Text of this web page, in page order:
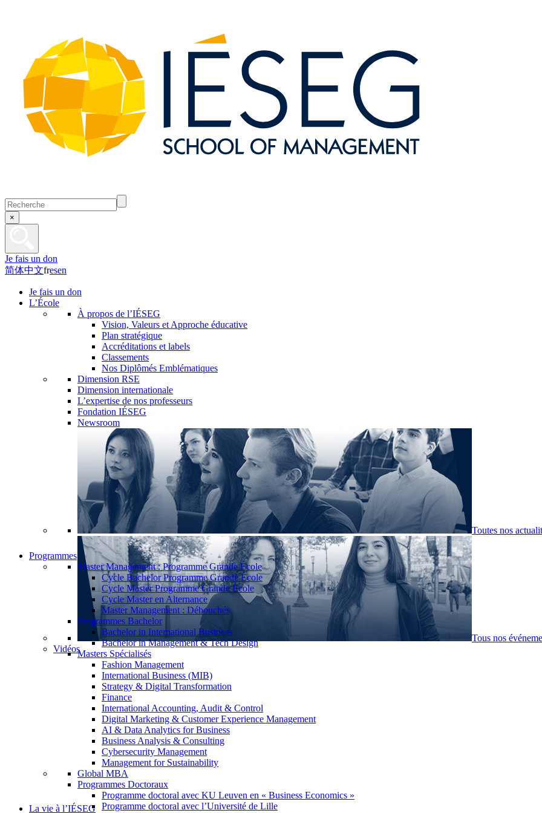
×
Je fais un don
简体中文fresen
Je fais un don
L’École
À propos de l’IÉSEG
Vision, Valeurs et Approche éducative
Plan stratégique
Accréditations et labels
Classements
Nos Diplômés Emblématiques
Dimension RSE
Dimension internationale
L’expertise de nos professeurs
Fondation IÉSEG
Newsroom
Toutes nos
Tous nos
Vidéos
Programmes
Master Management : Programme Grande École
Cycle Bachelor Programme Grande École
Cycle Master Programme Grande École
Cycle Master en Alternance
Master Management : Débouchés
Programmes Bachelor
Bachelor in International Business
Bachelor in Management & Tech Design
Masters Spécialisés
Fashion Management
International Business (MIB)
Strategy & Digital Transformation
Finance
International Accounting, Audit & Control
Digital Marketing & Customer Experience Management
AI & Data Analytics for Business
Business Analysis & Consulting
Cybersecurity Management
Management for Sustainability
Global MBA
Programmes Doctoraux
Programme doctoral avec KU Leuven en « Business Economics »
Programme doctoral avec l’Université de Lille
La vie à l’IÉSEG